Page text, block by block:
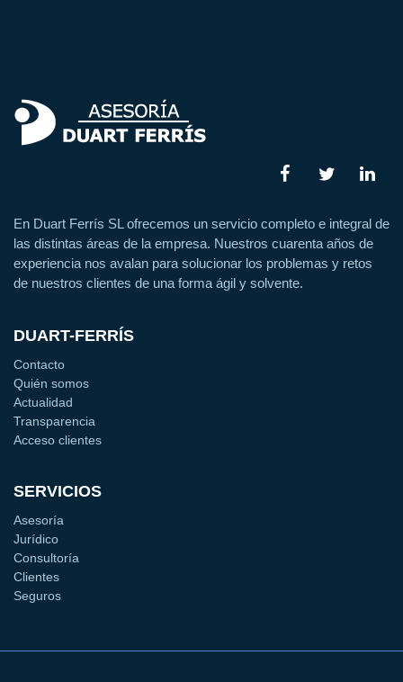
En Duart Ferrís SL ofrecemos un servicio completo e integral de
las distintas áreas de la empresa. Nuestros cuarenta años de
experiencia nos avalan para solucionar los problemas y retos
de nuestros clientes de una forma ágil y solvente.
DUART-FERRÍS
Contacto
Quién somos
Actualidad
Transparencia
Acceso clientes
SERVICIOS
Asesoría
Jurídico
Consultoría
Clientes
Seguros